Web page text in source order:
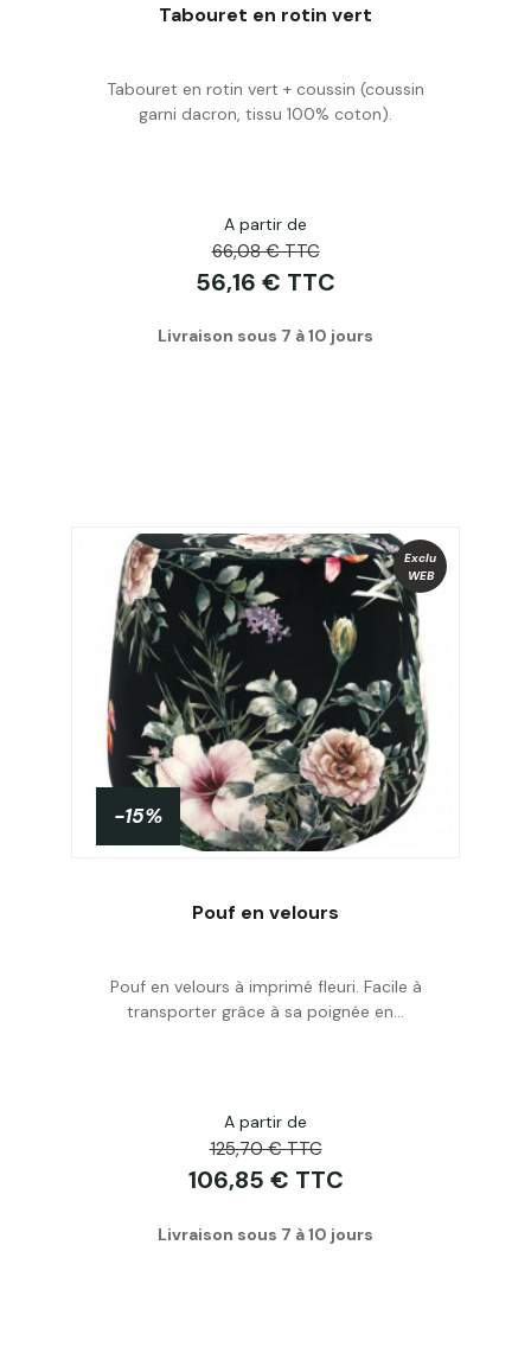
Acheter
Tabouret en rotin vert
Tabouret en rotin vert + coussin (coussin
garni dacron, tissu 100% coton).
A partir de
66,08 € TTC
56,16 € TTC
Livraison sous 7 à 10 jours
Acheter
Exclu
WEB
PROMO !
-15%
Pouf en velours
Pouf en velours à imprimé fleuri. Facile à
transporter grâce à sa poignée en...
A partir de
125,70 € TTC
106,85 € TTC
Livraison sous 7 à 10 jours